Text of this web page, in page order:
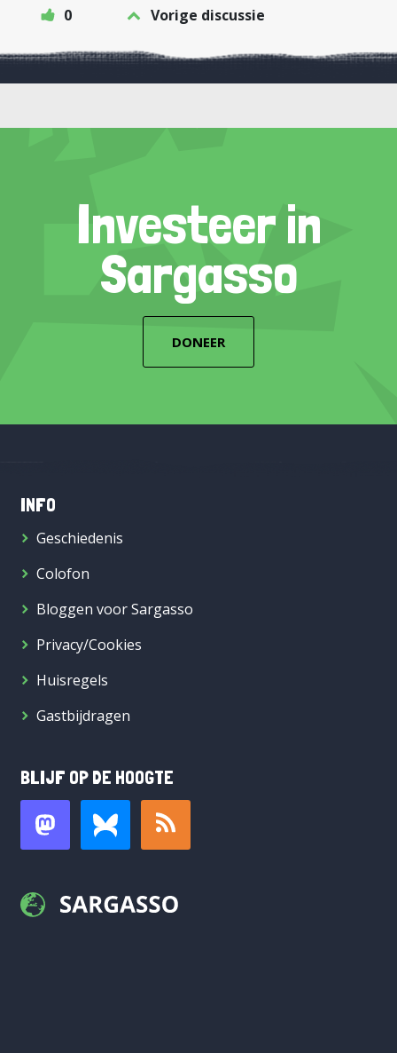
0 Vorige discussie
Investeer in
Sargasso
DONEER
INFO
Geschiedenis
Colofon
Bloggen voor Sargasso
Privacy/Cookies
Huisregels
Gastbijdragen
BLIJF OP DE HOOGTE